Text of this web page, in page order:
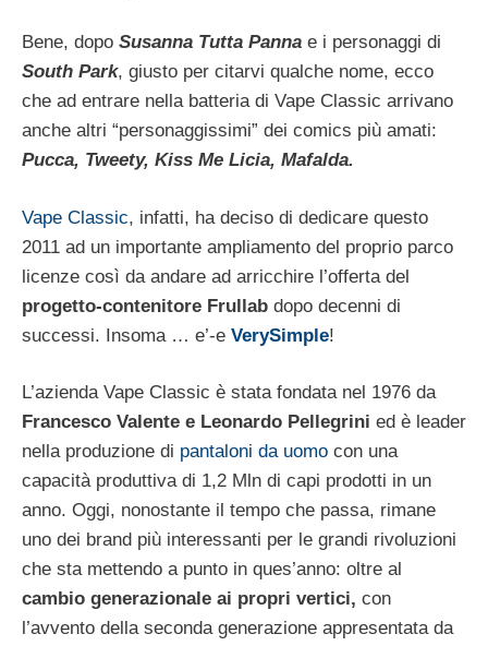
Bene, dopo Susanna Tutta Panna e i personaggi di
South Park, giusto per citarvi qualche nome, ecco
che ad entrare nella batteria di Vape Classic arrivano
anche altri “personaggissimi” dei comics più amati:
Pucca, Tweety, Kiss Me Licia, Mafalda.
Vape Classic, infatti, ha deciso di dedicare questo
2011 ad un importante ampliamento del proprio parco
licenze così da andare ad arricchire l’offerta del
progetto-contenitore Frullab dopo decenni di
successi. Insoma … e’-e VerySimple!
L’azienda Vape Classic è stata fondata nel 1976 da
Francesco Valente e Leonardo Pellegrini ed è leader
nella produzione di pantaloni da uomo con una
capacità produttiva di 1,2 Mln di capi prodotti in un
anno. Oggi, nonostante il tempo che passa, rimane
uno dei brand più interessanti per le grandi rivoluzioni
che sta mettendo a punto in ques’anno: oltre al
cambio generazionale ai propri vertici, con
l’avvento della seconda generazione appresentata da